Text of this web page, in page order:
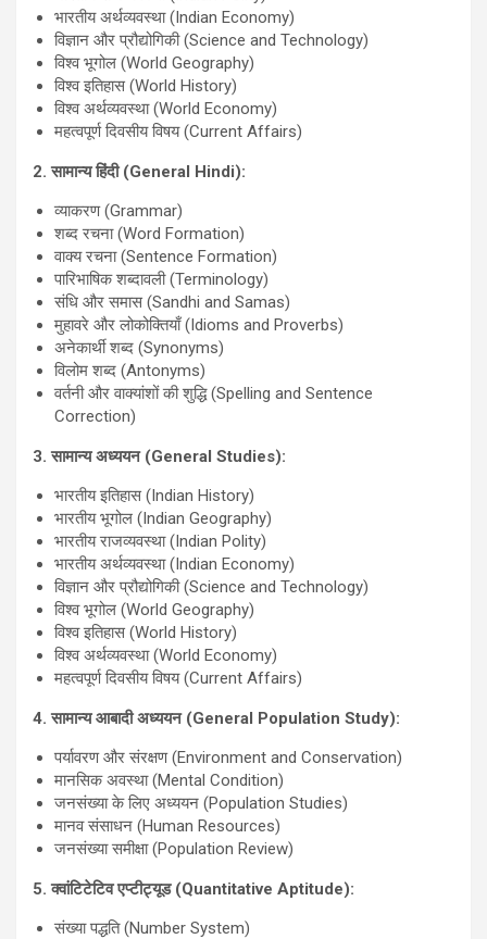
भारतीय अर्थव्यवस्था (Indian Economy)
विज्ञान और प्रौद्योगिकी (Science and Technology)
विश्व भूगोल (World Geography)
विश्व इतिहास (World History)
विश्व अर्थव्यवस्था (World Economy)
महत्वपूर्ण दिवसीय विषय (Current Affairs)
2.सामान्य हिंदी (General Hindi):
व्याकरण (Grammar)
शब्द रचना (Word Formation)
वाक्य रचना (Sentence Formation)
पारिभाषिक शब्दावली (Terminology)
संधि और समास (Sandhi and Samas)
मुहावरे और लोकोक्तियाँ (Idioms and Proverbs)
अनेकार्थी शब्द (Synonyms)
विलोम शब्द (Antonyms)
वर्तनी और वाक्यांशों की शुद्धि (Spelling and Sentence
Correction)
3.सामान्य अध्ययन (General Studies):
भारतीय इतिहास (Indian History)
भारतीय भूगोल (Indian Geography)
भारतीय राजव्यवस्था (Indian Polity)
भारतीय अर्थव्यवस्था (Indian Economy)
विज्ञान और प्रौद्योगिकी (Science and Technology)
विश्व भूगोल (World Geography)
विश्व इतिहास (World History)
विश्व अर्थव्यवस्था (World Economy)
महत्वपूर्ण दिवसीय विषय (Current Affairs)
4.सामान्य आबादी अध्ययन (General Population Study):
पर्यावरण और संरक्षण (Environment and Conservation)
मानसिक अवस्था (Mental Condition)
जनसंख्या के लिए अध्ययन (Population Studies)
मानव संसाधन (Human Resources)
जनसंख्या समीक्षा (Population Review)
5.क्वांटिटेटिव एप्टीट्यूड (Quantitative Aptitude):
संख्या पद्धति (Number System)